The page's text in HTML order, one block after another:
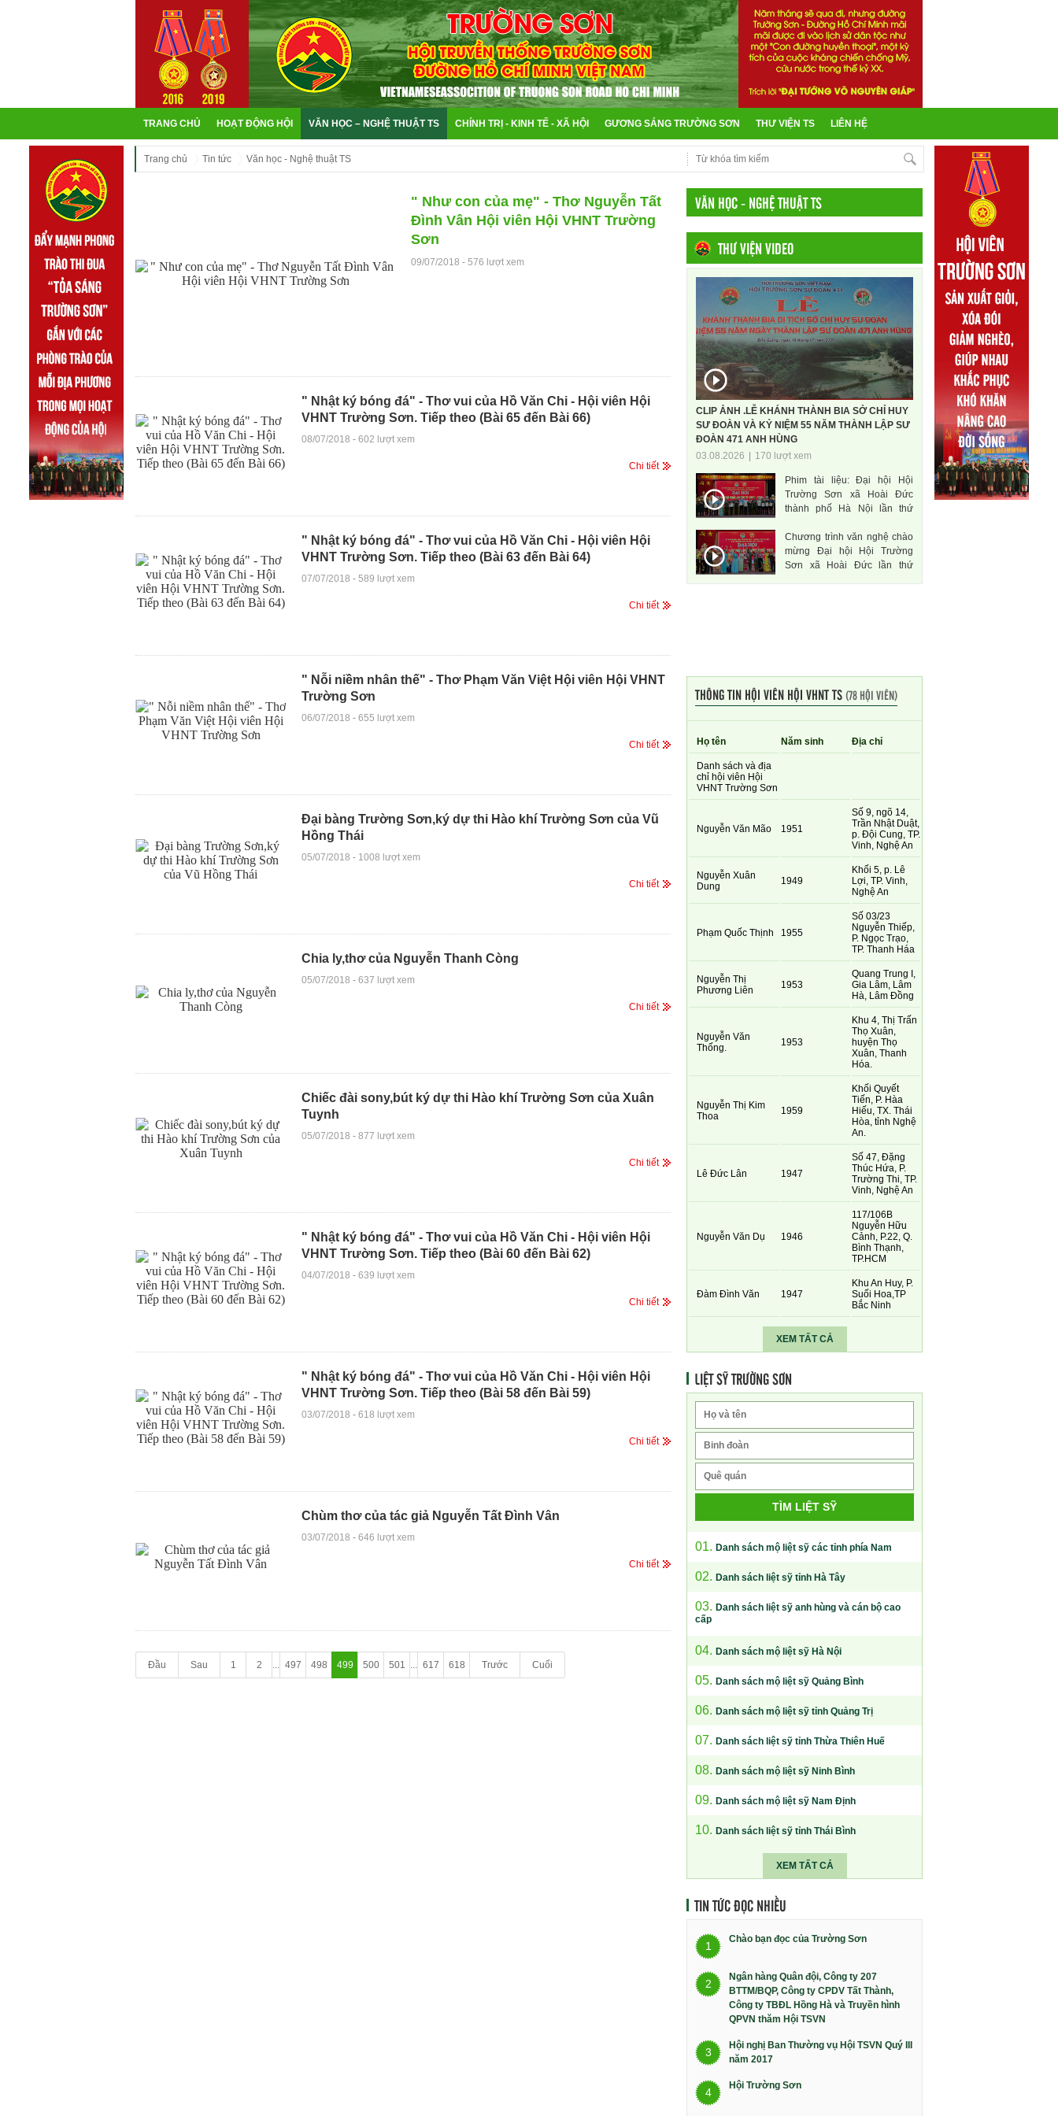
TRANG CHỦ HOẠT ĐỘNG HỘI VĂN HỌC – NGHỆ THUẬT TS CHÍNH TRỊ - KINH TẾ - XÃ HỘI GƯƠNG SÁNG TRƯỜNG SƠN THƯ VIỆN TS LIÊN HỆ
Trang chủ Tin tức Văn học - Nghệ thuật TS
" Như con của mẹ" - Thơ Nguyễn Tất
Đình Vân Hội viên Hội VHNT Trường
Sơn
09/07/2018 - 576 lượt xem
" Nhật ký bóng đá" - Thơ vui của Hồ Văn Chi - Hội viên Hội
VHNT Trường Sơn. Tiếp theo (Bài 65 đến Bài 66)
08/07/2018 - 602 lượt xem
Chi tiết
" Nhật ký bóng đá" - Thơ vui của Hồ Văn Chi - Hội viên Hội
VHNT Trường Sơn. Tiếp theo (Bài 63 đến Bài 64)
07/07/2018 - 589 lượt xem
Chi tiết
" Nỗi niềm nhân thế" - Thơ Phạm Văn Việt Hội viên Hội VHNT
Trường Sơn
06/07/2018 - 655 lượt xem
Chi tiết
Đại bàng Trường Sơn,ký dự thi Hào khí Trường Sơn của Vũ
Hồng Thái
05/07/2018 - 1008 lượt xem
Chi tiết
Chia ly,thơ của Nguyễn Thanh Còng
05/07/2018 - 637 lượt xem
Chi tiết
Chiếc đài sony,bút ký dự thi Hào khí Trường Sơn của Xuân
Tuynh
05/07/2018 - 877 lượt xem
Chi tiết
" Nhật ký bóng đá" - Thơ vui của Hồ Văn Chi - Hội viên Hội
VHNT Trường Sơn. Tiếp theo (Bài 60 đến Bài 62)
04/07/2018 - 639 lượt xem
Chi tiết
" Nhật ký bóng đá" - Thơ vui của Hồ Văn Chi - Hội viên Hội
VHNT Trường Sơn. Tiếp theo (Bài 58 đến Bài 59)
03/07/2018 - 618 lượt xem
Chi tiết
Chùm thơ của tác giả Nguyễn Tất Đình Vân
03/07/2018 - 646 lượt xem
Chi tiết
Đầu Sau 1 2 ... 497 498 499 500 501 ... 617 618 Trước Cuối
VĂN HỌC - NGHỆ THUẬT TS
THƯ VIỆN VIDEO
CLIP ẢNH .LỄ KHÁNH THÀNH BIA SỞ CHỈ HUY
SƯ ĐOÀN VÀ KỶ NIỆM 55 NĂM THÀNH LẬP SƯ
ĐOÀN 471 ANH HÙNG
03.08.2026
170 lượt xem
Phim tài liệu: Đại hội Hội
Trường Sơn xã Hoài Đức
thành phố Hà Nội lần thứ
Chương trình văn nghệ chào
mừng Đại hội Hội Trường
Sơn xã Hoài Đức lần thứ
THÔNG TIN HỘI VIÊN HỘI VHNT TS(78 HỘI VIÊN)
Họ tên Năm sinh Địa chỉ
Danh sách và địa
chỉ hội viên Hội
VHNT Trường Sơn
Nguyễn Văn Mão 1951
Số 9, ngõ 14,
Trần Nhật Duật,
p. Đội Cung, TP.
Vinh, Nghệ An
Nguyễn Xuân
Dung
1949
Khối 5, p. Lê
Lợi, TP. Vinh,
Nghệ An
Phạm Quốc Thịnh 1955
Số 03/23
Nguyễn Thiếp,
P. Ngọc Trạo,
TP. Thanh Háa
Nguyễn Thị
Phương Liên
1953
Quang Trung I,
Gia Lâm, Lâm
Hà, Lâm Đồng
Nguyễn Văn
Thống.
1953
Khu 4, Thị Trấn
Thọ Xuân,
huyện Thọ
Xuân, Thanh
Hóa.
Nguyễn Thị Kim
Thoa
1959
Khối Quyết
Tiến, P. Hàa
Hiếu, TX. Thái
Hòa, tỉnh Nghệ
An.
Lê Đức Lân 1947
Số 47, Đặng
Thúc Hứa, P.
Trường Thi, TP.
Vinh, Nghệ An
Nguyễn Văn Dụ 1946
117/106B
Nguyễn Hữu
Cảnh, P.22, Q.
Bình Thạnh,
TP.HCM
Đàm Đình Văn 1947
Khu An Huy, P.
Suối Hoa,TP
Bắc Ninh
XEM TẤT CẢ
LIỆT SỸ TRƯỜNG SƠN
TÌM LIỆT SỸ
01. Danh sách mộ liệt sỹ các tỉnh phía Nam
02. Danh sách liệt sỹ tỉnh Hà Tây
03. Danh sách liệt sỹ anh hùng và cán bộ cao
cấp
04. Danh sách mộ liệt sỹ Hà Nội
05. Danh sách mộ liệt sỹ Quảng Bình
06. Danh sách mộ liệt sỹ tỉnh Quảng Trị
07. Danh sách liệt sỹ tỉnh Thừa Thiên Huế
08. Danh sách mộ liệt sỹ Ninh Bình
09. Danh sách mộ liệt sỹ Nam Định
10. Danh sách liệt sỹ tỉnh Thái Bình
XEM TẤT CẢ
TIN TỨC ĐỌC NHIỀU
1
Chào bạn đọc của Trường Sơn
2
Ngân hàng Quân đội, Công ty 207
BTTM/BQP, Công ty CPDV Tất Thành,
Công ty TBĐL Hồng Hà và Truyền hình
QPVN thăm Hội TSVN
3
Hội nghị Ban Thường vụ Hội TSVN Quý III
năm 2017
4
Hội Trường Sơn